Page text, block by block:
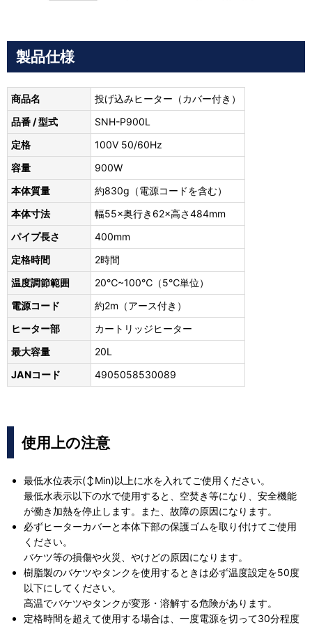
製品仕様
商品名
投げ込みヒーター（カバー付き）
品番 / 型式
SNH-P900L
定格
100V 50/60Hz
容量
900W
本体質量
約830g（電源コードを含む）
本体寸法
幅55×奥行き62×高さ484mm
パイプ長さ
400mm
定格時間
2時間
温度調節範囲
20℃~100℃（5℃単位）
電源コード
約2m（アース付き）
ヒーター部
カートリッジヒーター
最大容量
20L
JANコード
4905058530089
使用上の注意
最低水位表示(↕Min)以上に水を入れてご使用ください。
最低水表示以下の水で使用すると、空焚き等になり、安全機能
が働き加熱を停止します。また、故障の原因になります。
必ずヒーターカバーと本体下部の保護ゴムを取り付けてご使用
ください。
バケツ等の損傷や火災、やけどの原因になります。
樹脂製のバケツやタンクを使用するときは必ず温度設定を50度
以下にしてください。
高温でバケツやタンクが変形・溶解する危険があります。
定格時間を超えて使用する場合は、一度電源を切って30分程度